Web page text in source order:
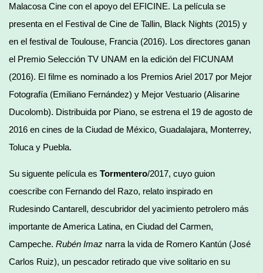
Malacosa Cine con el apoyo del EFICINE. La película se
presenta en el Festival de Cine de Tallin, Black Nights (2015) y
en el festival de Toulouse, Francia (2016). Los directores ganan
el Premio Selección TV UNAM en la edición del FICUNAM
(2016). El filme es nominado a los Premios Ariel 2017 por Mejor
Fotografía (Emiliano Fernández) y Mejor Vestuario (Alisarine
Ducolomb). Distribuida por Piano, se estrena el 19 de agosto de
2016 en cines de la Ciudad de México, Guadalajara, Monterrey,
Toluca y Puebla.
Su siguente película es Tormentero/2017, cuyo guion
coescribe con Fernando del Razo, relato inspirado en
Rudesindo Cantarell, descubridor del yacimiento petrolero más
importante de America Latina, en Ciudad del Carmen,
Campeche. Rubén Imaz narra la vida de Romero Kantún (José
Carlos Ruiz), un pescador retirado que vive solitario en su